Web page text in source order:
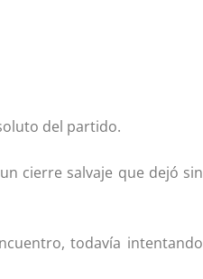
del partido.
cierre salvaje que dejó sin
todavía intentando